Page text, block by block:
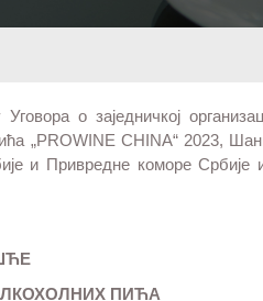
о заједничкој
„PROWINE CHINA“ 2023,
и Привредне коморе
ПИЋА